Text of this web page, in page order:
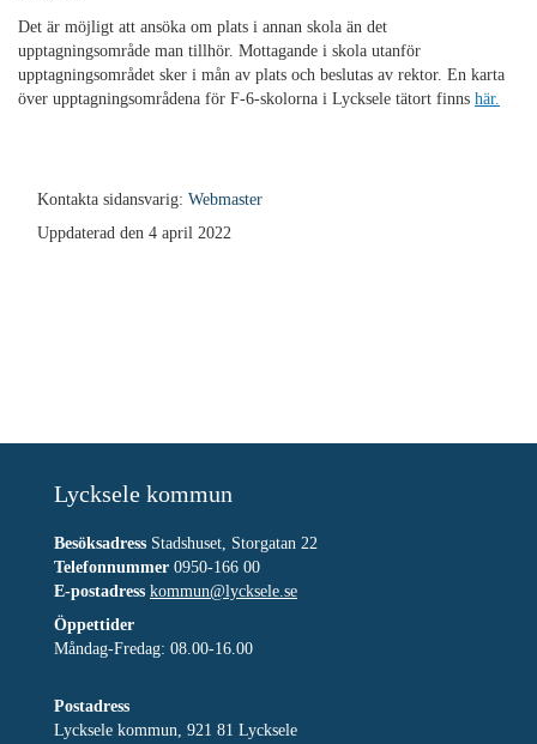
Det är möjligt att ansöka om plats i annan skola än det
upptagningsområde man tillhör. Mottagande i skola utanför
upptagningsområdet sker i mån av plats och beslutas av rektor. En karta
över upptagningsområdena för F-6-skolorna i Lycksele tätort finns här.
Kontakta sidansvarig: Webmaster
Uppdaterad den 4 april 2022
Lycksele kommun
Besöksadress Stadshuset, Storgatan 22
Telefonnummer 0950-166 00
E-postadress kommun@lycksele.se
Öppettider
Måndag-Fredag: 08.00-16.00
Postadress
Lycksele kommun, 921 81 Lycksele